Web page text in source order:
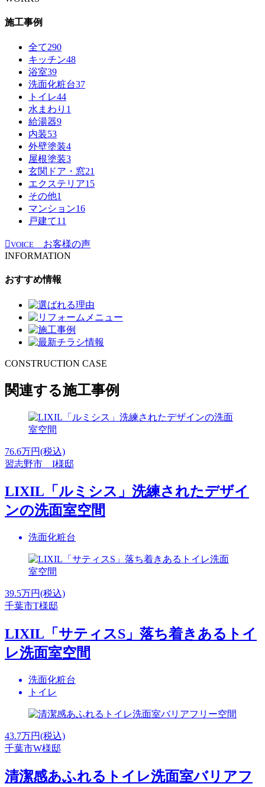
施工事例
全て290
キッチン48
浴室39
洗面化粧台37
トイレ44
水まわり 1
給湯器9
内装53
外壁塗装4
屋根塗装3
玄関ドア・窓21
エクステリア15
その他1
マンション16
戸建て11
VOICE
お客様の声
INFORMATION
おすすめ情報
CONSTRUCTION CASE
関連する施工事例
76.6万円(税込)
習志野市 I様邸
LIXIL「ルミシス」洗練されたデザイ
ンの洗面室空間
洗面化粧台
39.5万円(税込)
千葉市T様邸
LIXIL「サティスS」落ち着きあるトイ
レ洗面室空間
洗面化粧台
トイレ
43.7万円(税込)
千葉市W様邸
清潔感あふれるトイレ洗面室バリアフ